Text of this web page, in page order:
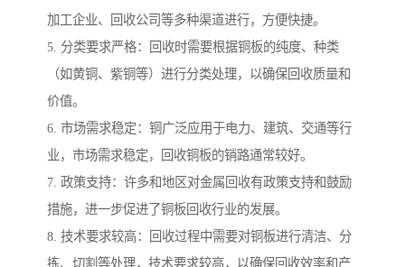
加工企业、回收公司等多种渠道进行，方便快捷。
5. 分类要求严格：回收时需要根据铜板的纯度、种类
（如黄铜、紫铜等）进行分类处理，以确保回收质量和
价值。
6. 市场需求稳定：铜广泛应用于电力、建筑、交通等行
业，市场需求稳定，回收铜板的销路通常较好。
7. 政策支持：许多和地区对金属回收有政策支持和鼓励
措施，进一步促进了铜板回收行业的发展。
8. 技术要求较高：回收过程中需要对铜板进行清洁、分
拣、切割等处理，技术要求较高，以确保回收效率和产